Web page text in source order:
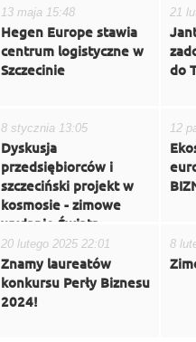
13 maja 15:48
Hegen Europe stawia
centrum logistyczne w
Szczecinie
21
do
8 stycznia 13:05
Dyskusja
przedsiębiorców i
szczeciński projekt w
kosmosie - zimowe
wydanie Świata
Biznesu
12
20 lutego 2025 22:01
Znamy laureatów
konkursu Perły Biznesu
2024!
8